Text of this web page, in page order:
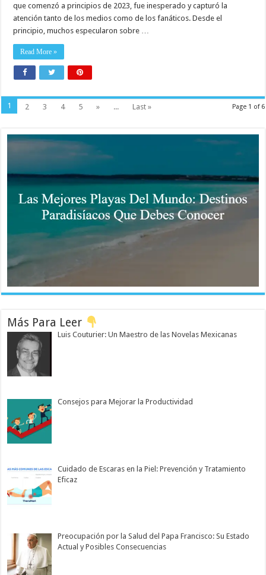
que comenzó a principios de 2023, fue inesperado y capturó la
atención tanto de los medios como de los fanáticos. Desde el
principio, muchos especularon sobre …
Read More »
Page 1 of 6
1 2 3 4 5 » ... Last »
Más Para Leer
Luis Couturier: Un Maestro de las Novelas Mexicanas
Consejos para Mejorar la Productividad
Cuidado de Escaras en la Piel: Prevención y Tratamiento
Eficaz
Preocupación por la Salud del Papa Francisco: Su Estado
Actual y Posibles Consecuencias